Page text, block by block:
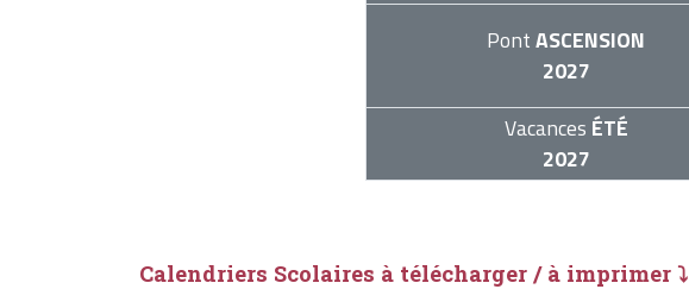
PontASCENSION
2027
Vacances ÉTÉ
2027
Calendriers Scolaires à télécharger / à imprimer ⤵